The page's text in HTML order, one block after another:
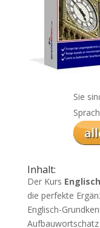
Sie
Inhalt:
Der Kurs
die perfekte
Englisch-